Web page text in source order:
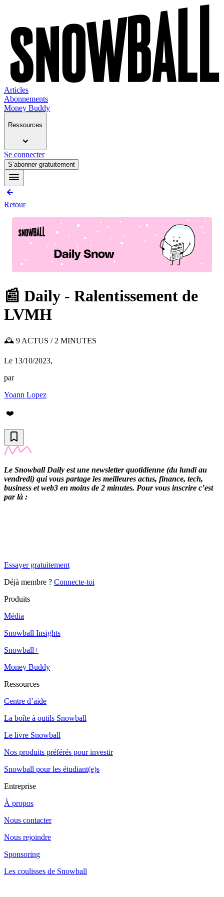
Articles
Abonnements
Money Buddy
Ressources
Se connecter
S’abonner gratuitement
Retour
📰 Daily - Ralentissement de
LVMH
🕰️ 9 ACTUS / 2 MINUTES
Le 13/10/2023,
par
Yoann Lopez
❤️
Le Snowball Daily est une newsletter quotidienne (du lundi au
vendredi) qui vous partage les meilleures actus, finance, tech,
business et web3 en moins de 2 minutes. Pour vous inscrire c’est
par là :
Essayer gratuitement
Déjà membre ? Connecte-toi
Produits
Média
Snowball Insights
Snowball+
Money Buddy
Ressources
Centre d’aide
La boîte à outils Snowball
Le livre Snowball
Nos produits préférés pour investir
Snowball pour les étudiant(e)s
Entreprise
À propos
Nous contacter
Nous rejoindre
Sponsoring
Les coulisses de Snowball